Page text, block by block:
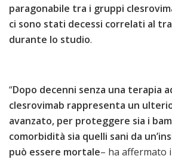
paragonabile tra i gruppi
ci sono stati decessi correlati al
durante lo studio.
“Dopo decenni senza una terapia
clesrovimab rappresenta un
avanzato, per proteggere sia i
comorbidità sia quelli sani da
può essere mortale– ha affermato